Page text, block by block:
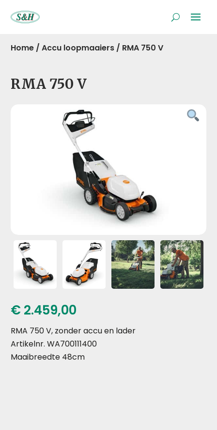
Home /Accu loopmaaiers / RMA 750 V
RMA 750 V
€ 2.459,00
RMA 750 V, zonder accu en lader
Artikelnr. WA700111400
Maaibreedte 48cm